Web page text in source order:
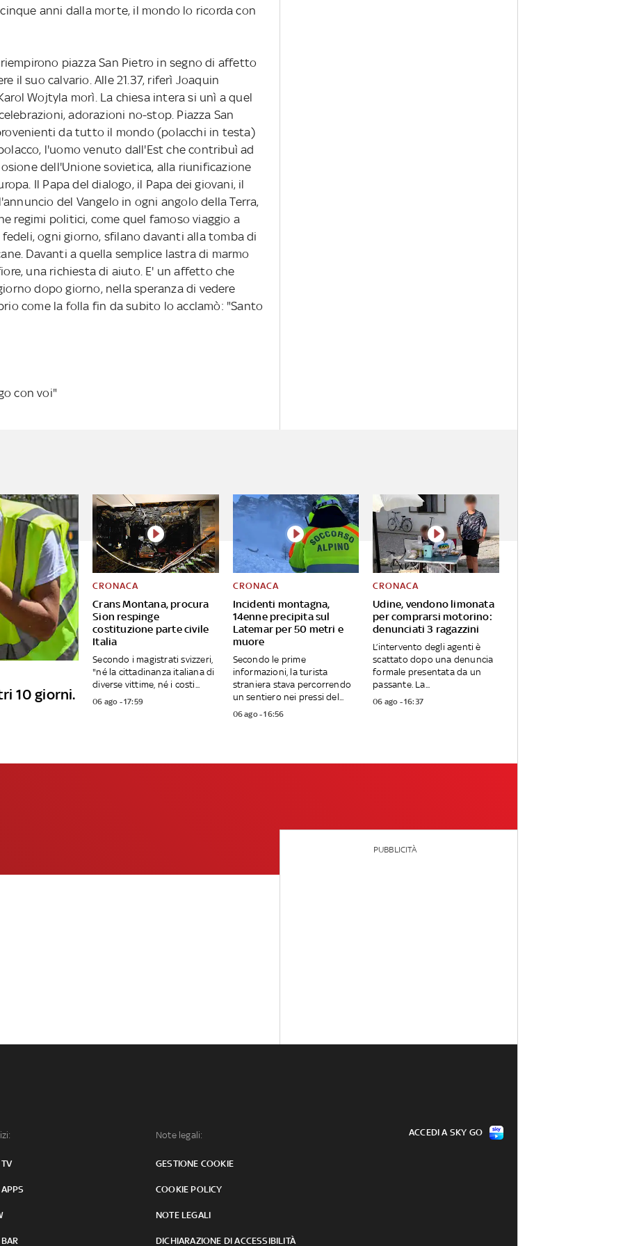
anni dalla morte, il mondo lo ricorda con
piazza San Pietro in segno di affetto
il suo calvario. Alle 21.37, riferì Joaquin
Wojtyla morì. La chiesa intera si unì a quel
adorazioni no-stop. Piazza San
da tutto il mondo (polacchi in testa)
l'uomo venuto dall'Est che contribuì ad
dell'Unione sovietica, alla riunificazione
Il Papa del dialogo, il Papa dei giovani, il
del Vangelo in ogni angolo della Terra,
regimi politici, come quel famoso viaggio a
fedeli, ogni giorno, sfilano davanti alla tomba di
Davanti a quella semplice lastra di marmo
una richiesta di aiuto. E' un affetto che
dopo giorno, nella speranza di vedere
come la folla fin da subito lo acclamò: "Santo
con voi"
10 giorni.
Crans Montana, procura
Sion respinge
costituzione parte civile
Italia
CRONACA
Secondo i magistrati svizzeri,
"né la cittadinanza italiana di
diverse vittime, né i costi...
06 ago - 17:59
Incidenti montagna,
14enne precipita sul
Latemar per 50 metri e
muore
CRONACA
Secondo le prime
informazioni, la turista
straniera stava percorrendo
un sentiero nei pressi del...
06 ago - 16:56
Udine, vendono limonata
per comprarsi motorino:
denunciati 3 ragazzini
CRONACA
L’intervento degli agenti è
scattato dopo una denuncia
formale presentata da un
passante. La...
06 ago - 16:37
PUBBLICITÀ
Note legali:
GESTIONE COOKIE
COOKIE POLICY
NOTE LEGALI
DICHIARAZIONE DI ACCESSIBILITÀ
ACCEDI A SKY GO